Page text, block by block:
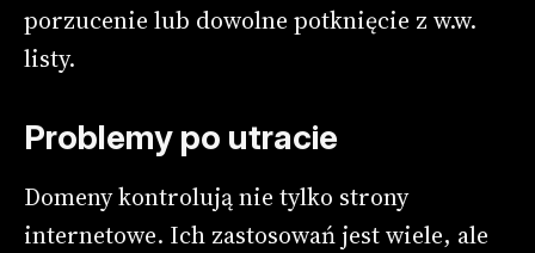
porzucenie lub dowolne potknięcie z w.w.
listy.
Problemy po utracie
Domeny kontrolują nie tylko strony
internetowe. Ich zastosowań jest wiele, ale